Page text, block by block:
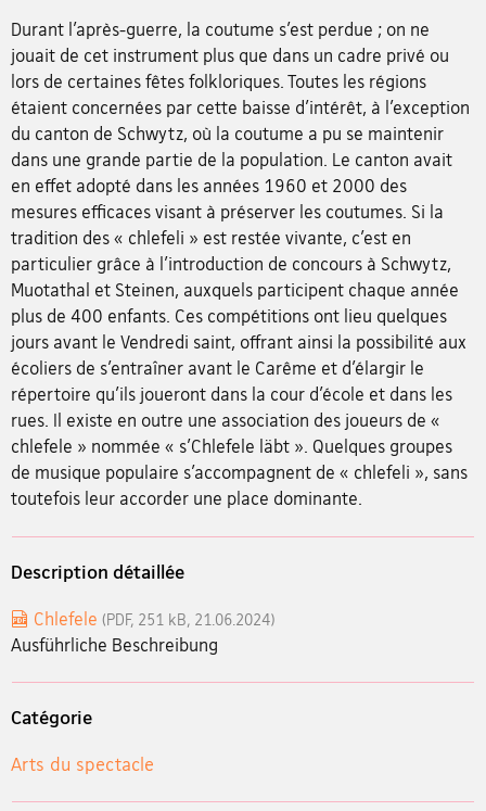
Durant l’après-guerre, la coutume s’est perdue ; on ne
jouait de cet instrument plus que dans un cadre privé ou
lors de certaines fêtes folkloriques. Toutes les régions
étaient concernées par cette baisse d’intérêt, à l’exception
du canton de Schwytz, où la coutume a pu se maintenir
dans une grande partie de la population. Le canton avait
en effet adopté dans les années 1960 et 2000 des
mesures efficaces visant à préserver les coutumes. Si la
tradition des « chlefeli » est restée vivante, c’est en
particulier grâce à l’introduction de concours à Schwytz,
Muotathal et Steinen, auxquels participent chaque année
plus de 400 enfants. Ces compétitions ont lieu quelques
jours avant le Vendredi saint, offrant ainsi la possibilité aux
écoliers de s’entraîner avant le Carême et d’élargir le
répertoire qu’ils joueront dans la cour d’école et dans les
rues. Il existe en outre une association des joueurs de «
chlefele » nommée « s’Chlefele läbt ». Quelques groupes
de musique populaire s’accompagnent de « chlefeli », sans
toutefois leur accorder une place dominante.
Description détaillée
Chlefele (PDF, 251 kB, 21.06.2024)
Ausführliche Beschreibung
Catégorie
Arts du spectacle